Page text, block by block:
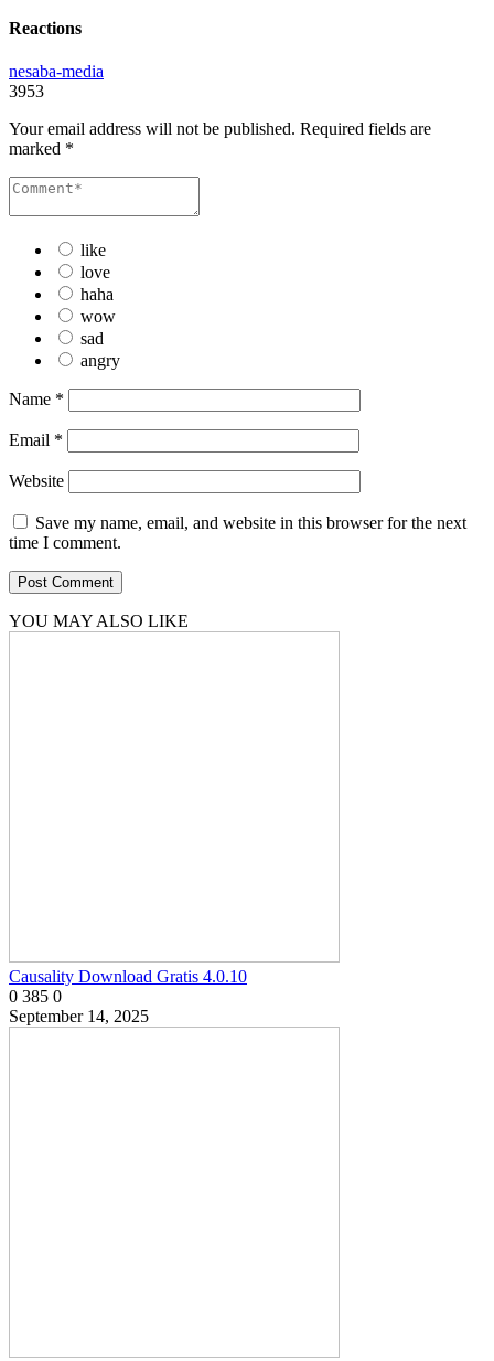
Reactions
nesaba-media
3953
Your email address will not be published. Required fields are
marked *
like
love
haha
wow
sad
angry
Name *
Email *
Website
Save my name, email, and website in this browser for the next
time I comment.
YOU MAY ALSO LIKE
Causality Download Gratis 4.0.10
0 385 0
September 14, 2025